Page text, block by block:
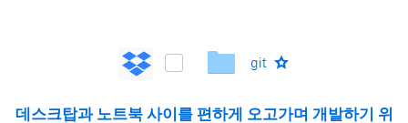
데스크탑과 노트북 사이를 편하게 오고가며 개발하기 위